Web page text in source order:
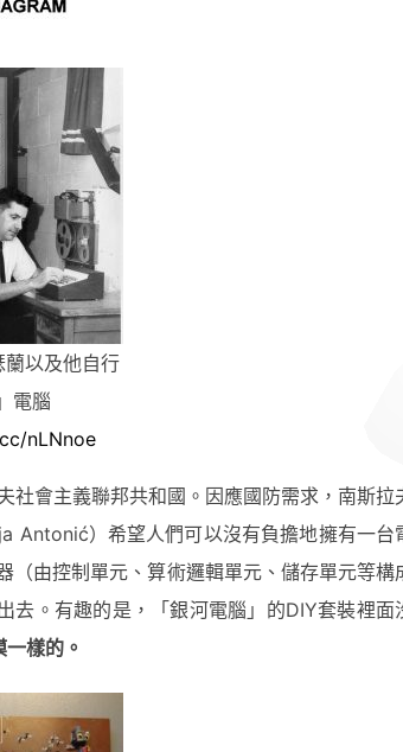
蘭以及他自行
電腦
nLNnoe
會主義聯邦共和國。因應國防需求，南斯拉
Antonić）希望人們可以沒有負擔地擁有一台
由控制單元、算術邏輯單元、儲存單元等構
去。有趣的是，「銀河電腦」的DIY套裝裡面
樣的。